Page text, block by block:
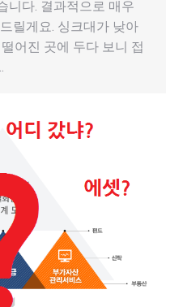
니다. 결과적으로 매우
릴게요. 싱크대가 낮아
어진 곳에 두다 보니 접